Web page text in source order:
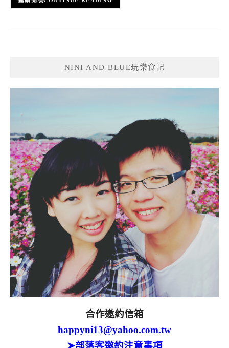
NINI AND BLUE玩樂食記
合作邀約信箱
happyni13@yahoo.com.tw
➤部落客邀約注意事項